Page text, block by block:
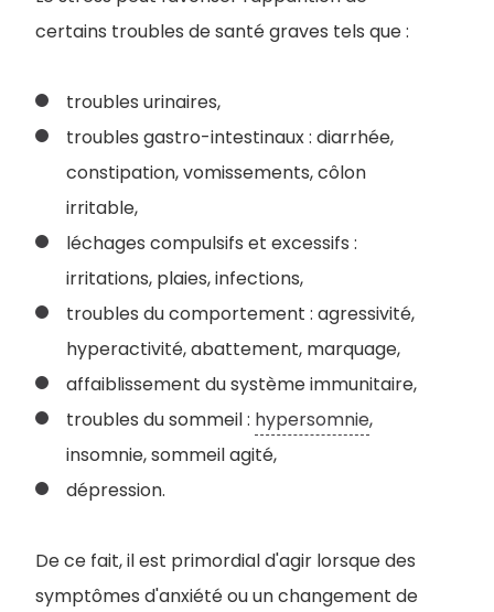
certains troubles de santé graves tels que :
troubles urinaires,
troubles gastro-intestinaux : diarrhée,
constipation, vomissements, côlon
irritable,
léchages compulsifs et excessifs :
irritations, plaies, infections,
troubles du comportement : agressivité,
hyperactivité, abattement, marquage,
affaiblissement du système immunitaire,
troubles du sommeil : hypersomnie,
insomnie, sommeil agité,
dépression.
De ce fait, il est primordial d'agir lorsque des
symptômes d'anxiété ou un changement de